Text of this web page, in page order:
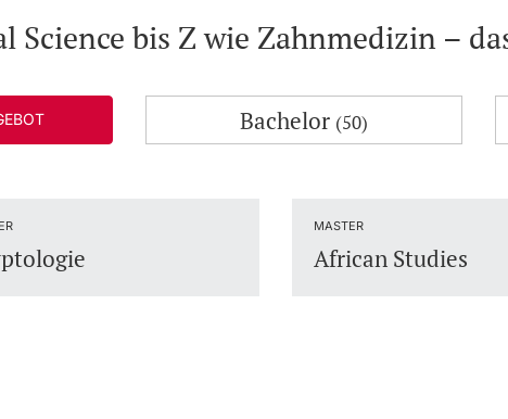
Science bis Z wie Zahnmedizin –
Bachelor (50)
MASTER
African Studies